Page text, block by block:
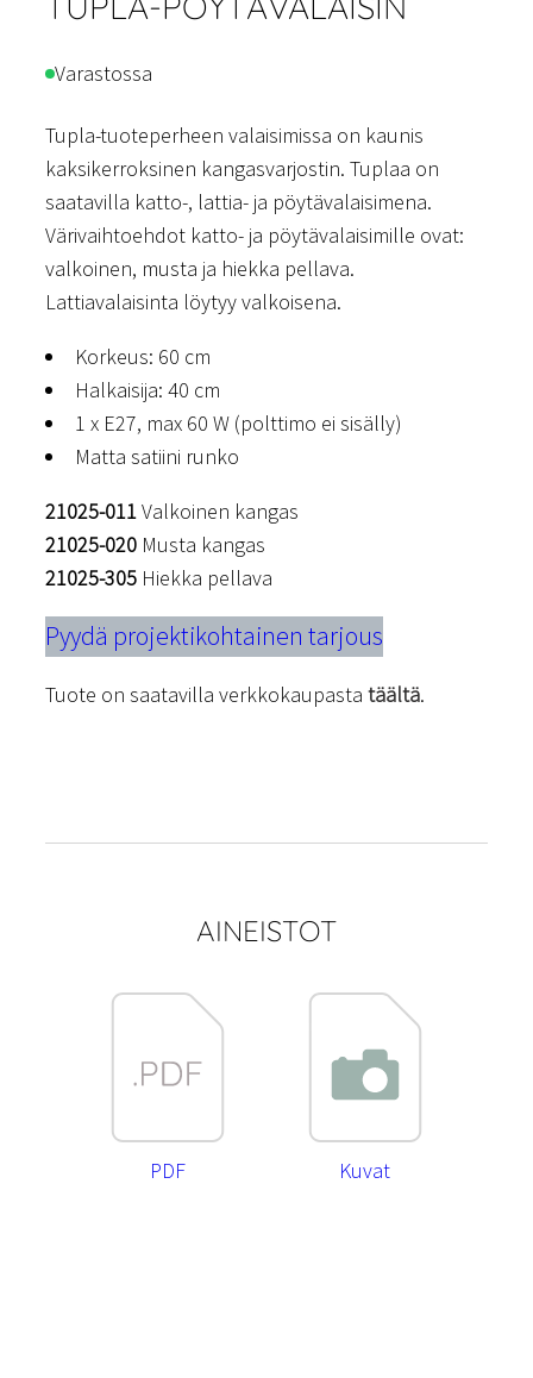
Varastossa
Tupla-tuoteperheen valaisimissa on kaunis
kaksikerroksinen kangasvarjostin. Tuplaa on
saatavilla katto-, lattia- ja pöytävalaisimena.
Värivaihtoehdot katto- ja pöytävalaisimille ovat:
valkoinen, musta ja hiekka pellava.
Lattiavalaisinta löytyy valkoisena.
Korkeus: 60 cm
Halkaisija: 40 cm
1 x E27, max 60 W (polttimo ei sisälly)
Matta satiini runko
21025-011Valkoinen kangas
21025-020 Musta kangas
21025-305 Hiekka pellava
Pyydä projektikohtainen tarjous
Tuote on saatavilla verkkokaupasta täältä.
AINEISTOT
PDF Kuvat